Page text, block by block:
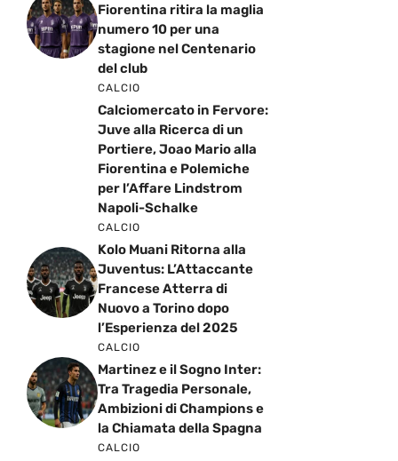
Fiorentina ritira la maglia
numero 10 per una
stagione nel Centenario
del club
CALCIO
Calciomercato in Fervore:
Juve alla Ricerca di un
Portiere, Joao Mario alla
Fiorentina e Polemiche
per l’Affare Lindstrom
Napoli-Schalke
CALCIO
Kolo Muani Ritorna alla
Juventus: L’Attaccante
Francese Atterra di
Nuovo a Torino dopo
l’Esperienza del 2025
CALCIO
Martinez e il Sogno Inter:
Tra Tragedia Personale,
Ambizioni di Champions e
la Chiamata della Spagna
CALCIO